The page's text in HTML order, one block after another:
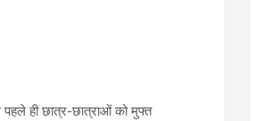
पहले ही छात्र-छात्राओं को मुफ्त